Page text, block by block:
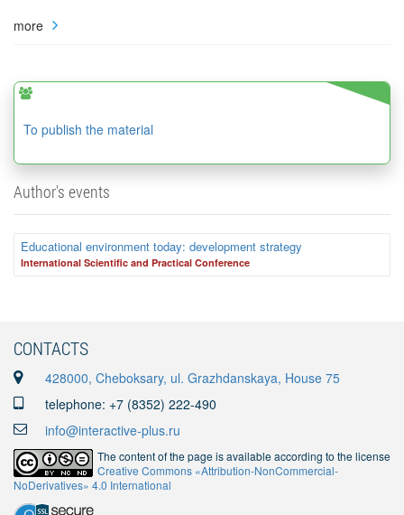
more
To publish the material
Author's events
Educational environment today: development strategy
International Scientific and Practical Conference
CONTACTS
428000, Cheboksary, ul. Grazhdanskaya, House 75
telephone: +7 (8352) 222-490
info@interactive-plus.ru
The content of the page is available according to the license
Creative Commons «Attribution-NonCommercial-
NoDerivatives» 4.0 International